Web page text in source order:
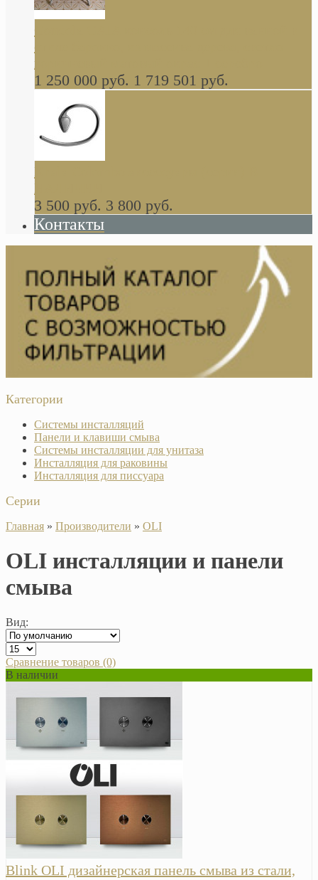
стиле барокко, из массива дерева, светло
коричневый матовый окрас + серебро
1 250 000 руб. 1 719 501 руб.
Khala Colombo аксессуары (серия) В
НАЛИЧИИ
3 500 руб. 3 800 руб.
Контакты
Категории
Системы инсталляций
Панели и клавиши смыва
Системы инсталляции для унитаза
Инсталляция для раковины
Инсталляция для писсуара
Серии
Главная » Производители » OLI
OLI инсталляции и панели
смыва
Вид:
Сравнение товаров (0)
В наличии
Blink OLI дизайнерская панель смыва из стали,